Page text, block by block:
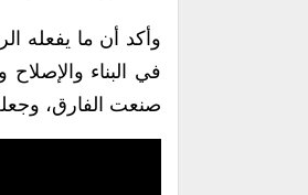
وأكد أن ما يفعله
في البناء
صنعت الفارق،